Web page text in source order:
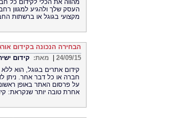
מהווה את הכלי לקידום כל
העסק שלך ולהגיע למגוון
מקצועי בגוגל או ברשתות
הבחירה הנכונה בקידום
24/09/15
מאת: קידום
קידום אתרים בגוגל, הוא
חברה או כל דבר אחר. ניתן
על פרסום האתר באופן
אחרת טובה יותר שנקראת: